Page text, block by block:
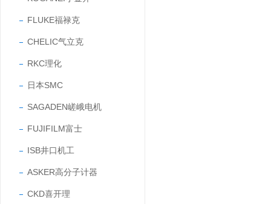
FLUKE福禄克
CHELIC气立克
RKC理化
日本SMC
SAGADEN嵯峨电机
FUJIFILM富士
ISB井口机工
ASKER高分子计器
CKD喜开理